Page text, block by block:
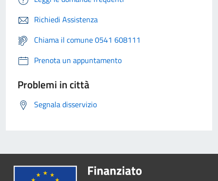
Richiedi Assistenza
Chiama il comune 0541 608111
Prenota un appuntamento
Problemi in città
Segnala disservizio